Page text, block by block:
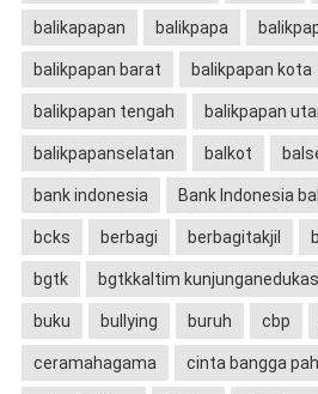
balikapapan balikpapa
balikpapan barat balikpapan kota
balikpapan tengah balikpapan
balikpapanselatan balkot
bank indonesia Bank Indonesia
bcks berbagi berbagitakjil
bgtk bgtkkaltim
buku bullying buruh cbp
ceramahagama cinta bangga